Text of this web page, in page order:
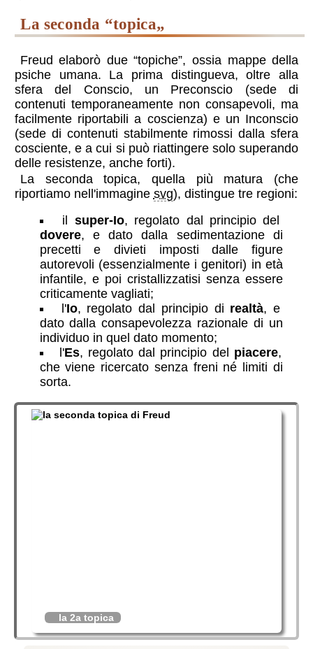
la seconda “topica„
Freud elaborò due “topiche”, ossia mappe della
psiche umana. La prima distingueva, oltre alla
sfera del Conscio, un Preconscio (sede di
contenuti temporaneamente non consapevoli, ma
facilmente riportabili a coscienza) e un Inconscio
(sede di contenuti stabilmente rimossi dalla sfera
cosciente, e a cui si può riattingere solo superando
delle resistenze, anche forti).
La seconda topica, quella più matura (che
riportiamo nell'immagine svg), distingue tre regioni:
il super-Io, regolato dal principio del
dovere, e dato dalla sedimentazione di
precetti e divieti imposti dalle figure
autorevoli (essenzialmente i genitori) in età
infantile, e poi cristallizzatisi senza essere
criticamente vagliati;
l'Io, regolato dal principio di realtà, e
dato dalla consapevolezza razionale di un
individuo in quel dato momento;
l'Es, regolato dal principio del piacere,
che viene ricercato senza freni né limiti di
sorta.
la 2a topica